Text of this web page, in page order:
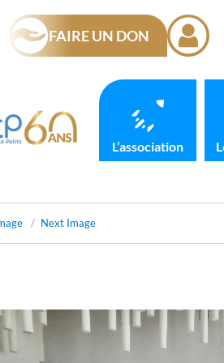
FAIRE UN DON
L’association
Next Image